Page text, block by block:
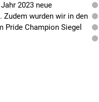
2023 neue
Zudem wurden wir in den
Pride Champion Siegel